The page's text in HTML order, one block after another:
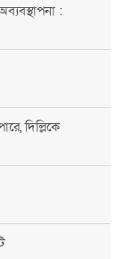
:
দিল্লিকে